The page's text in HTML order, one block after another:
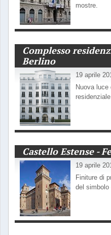
mostre.
Complesso
Berlino
19 aprile
Nuova
Castello Estense -
19 aprile
Finiture di
del simbolo